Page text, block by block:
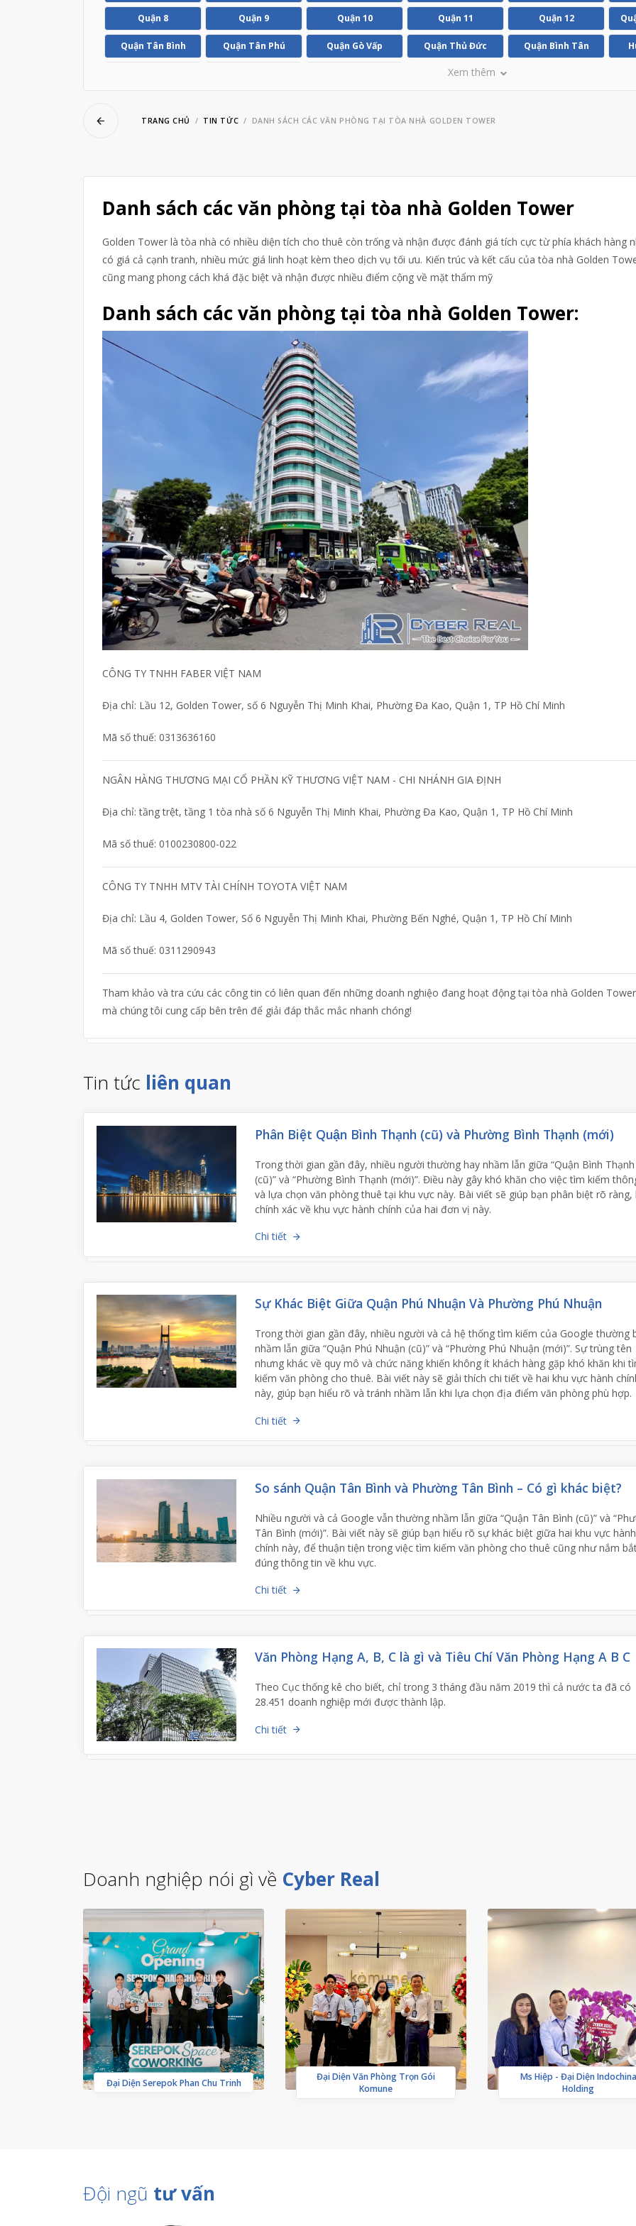
Quận 8 Quận 9 Quận 10 Quận 11 Quận 12
Quận Tân Bình Quận Tân Phú Quận Gò Vấp Quận Thủ Đức Quận Bình Tân
Xem thêm
TRANG CHỦ TIN TỨC ​​​​​​​DANH SÁCH CÁC VĂN PHÒNG TẠI TÒA NHÀ GOLDEN TOWER
​​​​​​​Danh sách các văn phòng tại tòa nhà Golden Tower
Golden Tower là tòa nhà có nhiều diện tích cho thuê còn trống và nhận được đánh giá tích cực từ phía khách hàng
có giá cả cạnh tranh, nhiều mức giá linh hoạt kèm theo dịch vụ tối ưu. Kiến trúc và kết cấu của tòa nhà Golden
cũng mang phong cách khá đặc biệt và nhận được nhiều điểm cộng về mặt thẩm mỹ
Danh sách các văn phòng tại tòa nhà Golden Tower:
CÔNG TY TNHH FABER VIỆT NAM
Địa chỉ: Lầu 12, Golden Tower, số 6 Nguyễn Thị Minh Khai, Phường Đa Kao, Quận 1, TP Hồ Chí Minh
Mã số thuế: 0313636160
NGÂN HÀNG THƯƠNG MẠI CỔ PHẦN KỸ THƯƠNG VIỆT NAM - CHI NHÁNH GIA ĐỊNH
Địa chỉ: tầng trệt, tầng 1 tòa nhà số 6 Nguyễn Thị Minh Khai, Phường Đa Kao, Quận 1, TP Hồ Chí Minh
Mã số thuế: 0100230800-022
CÔNG TY TNHH MTV TÀI CHÍNH TOYOTA VIỆT NAM
Địa chỉ: Lầu 4, Golden Tower, Số 6 Nguyễn Thị Minh Khai, Phường Bến Nghé, Quận 1, TP Hồ Chí Minh
Mã số thuế: 0311290943
Tham khảo và tra cứu các công tin có liên quan đến những doanh nghiệo đang hoạt động tại tòa nhà Golden Tower
mà chúng tôi cung cấp bên trên để giải đáp thắc mắc nhanh chóng!
Tin tức liên quan
Phân Biệt Quận Bình Thạnh (cũ) và Phường Bình Thạnh (mới)
Trong thời gian gần đây, nhiều người thường hay nhầm lẫn giữa “Quận Bình Thạnh
(cũ)” và “Phường Bình Thạnh (mới)”. Điều này gây khó khăn cho việc tìm kiếm
và lựa chọn văn phòng thuê tại khu vực này. Bài viết sẽ giúp bạn phân biệt rõ ràng,
chính xác về khu vực hành chính của hai đơn vị này.
Chi tiết
Sự Khác Biệt Giữa Quận Phú Nhuận Và Phường Phú Nhuận
Trong thời gian gần đây, nhiều người và cả hệ thống tìm kiếm của Google thường
nhầm lẫn giữa “Quận Phú Nhuận (cũ)” và “Phường Phú Nhuận (mới)”. Sự trùng tên
nhưng khác về quy mô và chức năng khiến không ít khách hàng gặp khó khăn khi
kiếm văn phòng cho thuê. Bài viết này sẽ giải thích chi tiết về hai khu vực hành
này, giúp bạn hiểu rõ và tránh nhầm lẫn khi lựa chọn địa điểm văn phòng phù hợp.
Chi tiết
So sánh Quận Tân Bình và Phường Tân Bình – Có gì khác biệt?
Nhiều người và cả Google vẫn thường nhầm lẫn giữa “Quận Tân Bình (cũ)” và
Tân Bình (mới)”. Bài viết này sẽ giúp bạn hiểu rõ sự khác biệt giữa hai khu vực hành
chính này, để thuận tiện trong việc tìm kiếm văn phòng cho thuê cũng như nắm
đúng thông tin về khu vực.
Chi tiết
Văn Phòng Hạng A, B, C là gì và Tiêu Chí Văn Phòng Hạng A B C
Theo Cục thống kê cho biết, chỉ trong 3 tháng đầu năm 2019 thì cả nước ta đã có
28.451 doanh nghiệp mới được thành lập.
Chi tiết
Doanh nghiệp nói gì về Cyber Real
Đại Diện Serepok Phan Chu Trinh
Đại Diện Văn Phòng Trọn Gói
Komune
Ms Hiệp - Đại Diện Indochina
Holding
Đội ngũ tư vấn